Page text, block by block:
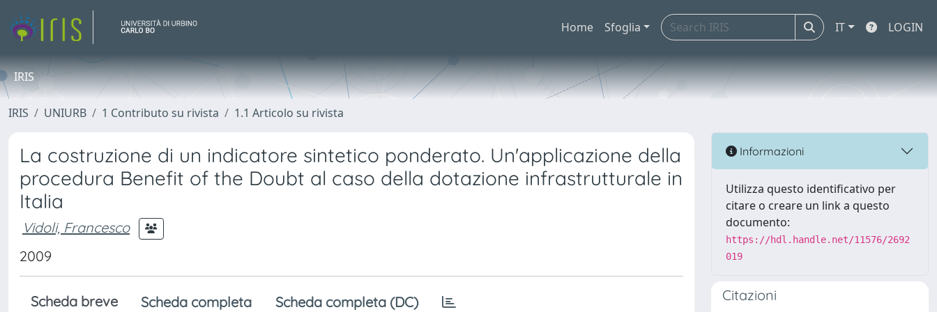
Home Sfoglia IT LOGIN
IRIS
IRIS UNIURB 1 Contributo su rivista 1.1 Articolo su rivista
La costruzione di un indicatore sintetico ponderato. Un'applicazione della
procedura Benefit of the Doubt al caso della dotazione infrastrutturale in
Italia
Vidoli, Francesco
2009
Scheda breve Scheda completa Scheda completa (DC)
Informazioni
Utilizza questo identificativo per
citare o creare un link a questo
documento:
https://hdl.handle.net/11576/2692
019
Citazioni